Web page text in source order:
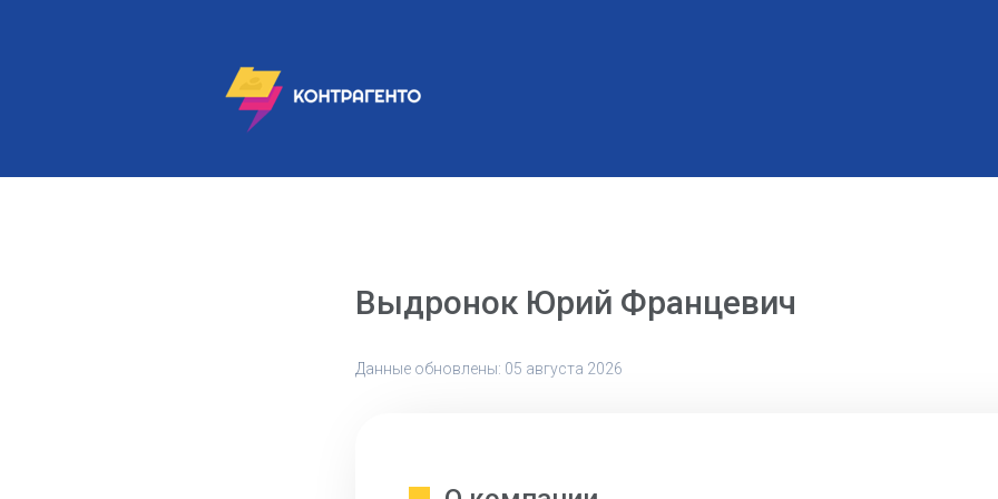
Выдронок Юрий Францевич
Данные обновлены: 05 августа 2026